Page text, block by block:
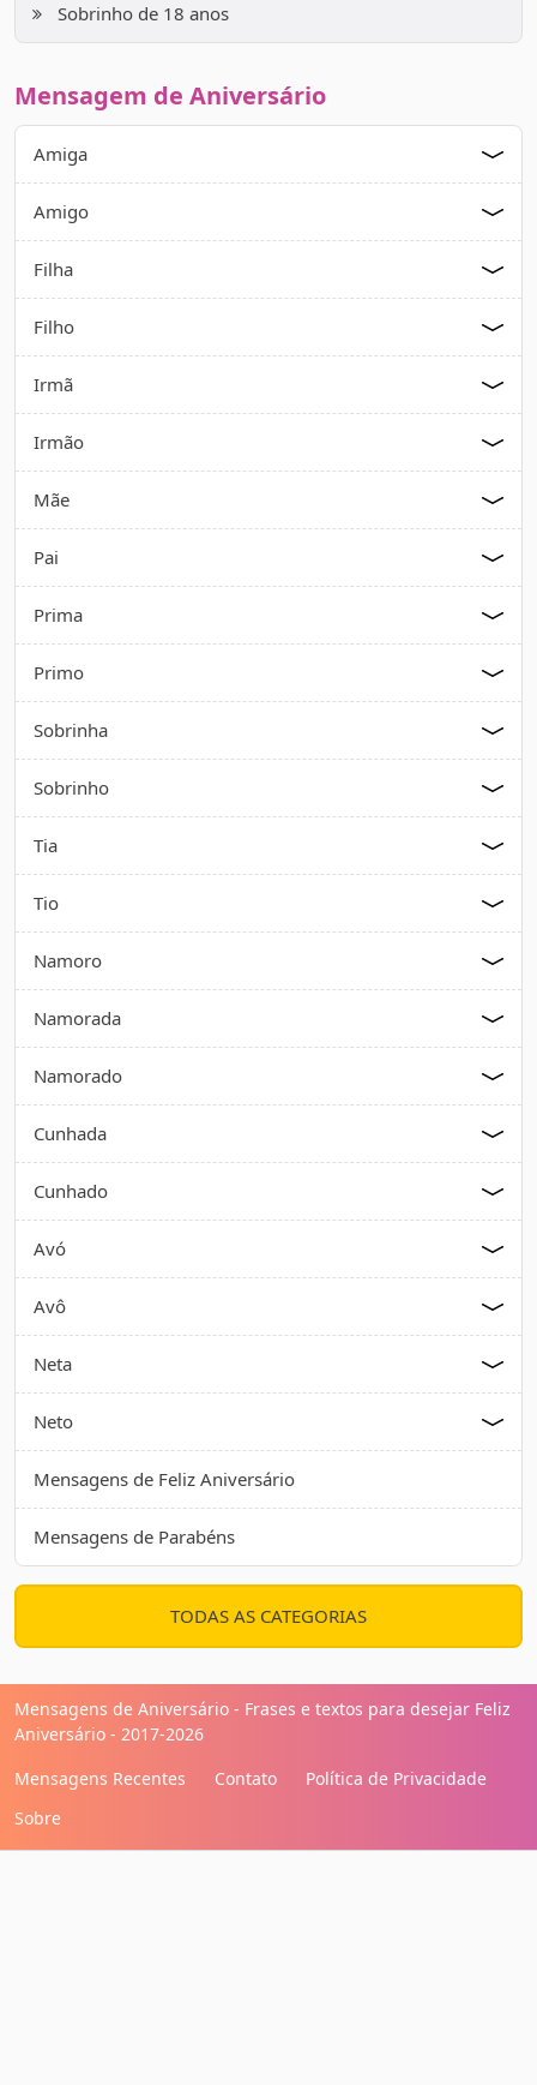
Sobrinho de 18 anos
Mensagem de Aniversário
Amiga
Amigo
Filha
Filho
Irmã
Irmão
Mãe
Pai
Prima
Primo
Sobrinha
Sobrinho
Tia
Tio
Namoro
Namorada
Namorado
Cunhada
Cunhado
Avó
Avô
Neta
Neto
Mensagens de Feliz Aniversário
Mensagens de Parabéns
TODAS AS CATEGORIAS
Mensagens de Aniversário - Frases e textos para desejar Feliz
Aniversário - 2017-2026
Mensagens Recentes
Contato
Política de Privacidade
Sobre